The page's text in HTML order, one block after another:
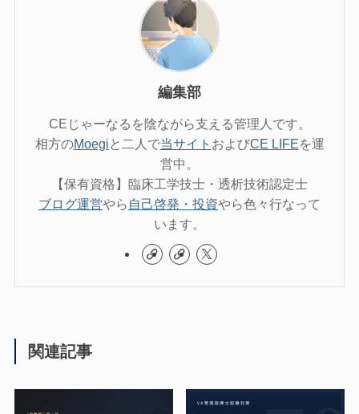
編集部
CEじゃーなるを陰ながら支える管理人です。
相方のMoegi と二人で当サイト およびCE LIFEを運
営中。
【保有資格】臨床工学技士・透析技術認定士
ブログ運営やら 自己啓発・投資やら色々行なって
います。
関連記事